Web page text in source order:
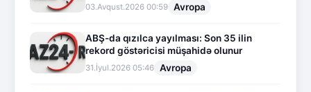
03.Avqust.2026 00:59 Avropa
ABŞ-da qızılca yayılması: Son 35 ilin
rekord göstəricisi müşahidə olunur
31.İyul.2026 05:46 Avropa